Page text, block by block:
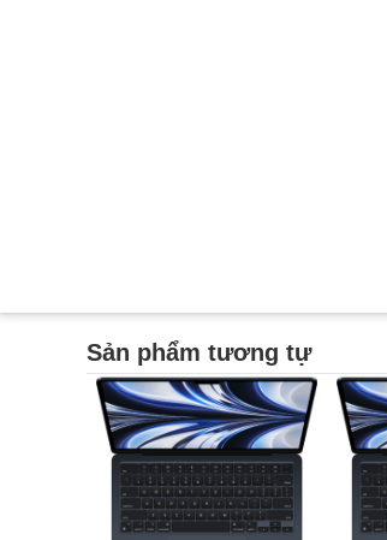
Sản phẩm tương tự